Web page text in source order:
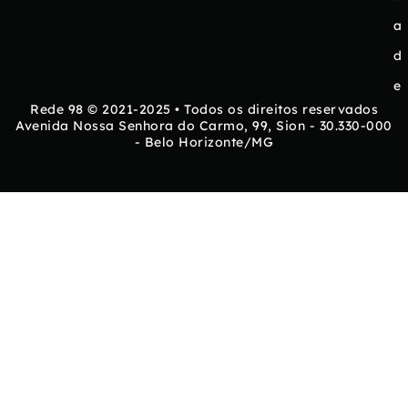
a
d
e
Rede 98 © 2021-2025 • Todos os direitos reservados
Avenida Nossa Senhora do Carmo, 99, Sion - 30.330-000
- Belo Horizonte/MG